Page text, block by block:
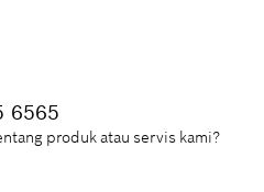
6565
produk atau servis kami?